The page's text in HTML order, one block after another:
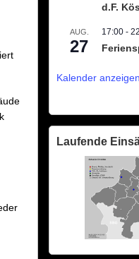
d.F.
AUG.
27
17:00 -
Kalender anzeigen
Laufende